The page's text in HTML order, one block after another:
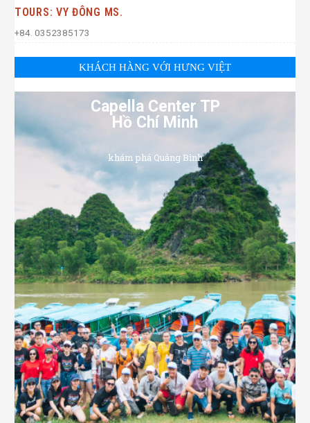
TOURS: VY ĐÔNG MS.
+84. 0352385173
KHÁCH HÀNG VỚI HƯNG VIỆT
Capella Center TP
Hồ Chí Minh
khám phá Quảng Bình